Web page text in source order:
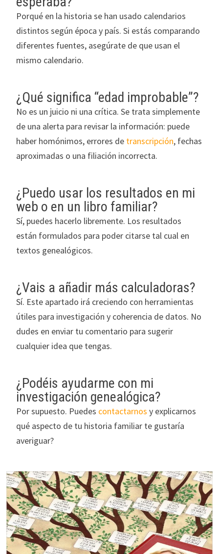
Porqué en la historia se han usado calendarios
distintos según época y país. Si estás comparando
diferentes fuentes, asegúrate de que usan el
mismo calendario.
¿Qué significa “edad improbable”?
No es un juicio ni una crítica. Se trata simplemente
de una alerta para revisar la información: puede
haber homónimos, errores de transcripción, fechas
aproximadas o una filiación incorrecta.
¿Puedo usar los resultados en mi
web o en un libro familiar?
Sí, puedes hacerlo libremente. Los resultados
están formulados para poder citarse tal cual en
textos genealógicos.
¿Vais a añadir más calculadoras?
Sí. Este apartado irá creciendo con herramientas
útiles para investigación y coherencia de datos. No
dudes en enviar tu comentario para sugerir
cualquier idea que tengas.
¿Podéis ayudarme con mi
investigación genealógica?
Por supuesto. Puedes contactarnos y explicarnos
qué aspecto de tu historia familiar te gustaría
averiguar?